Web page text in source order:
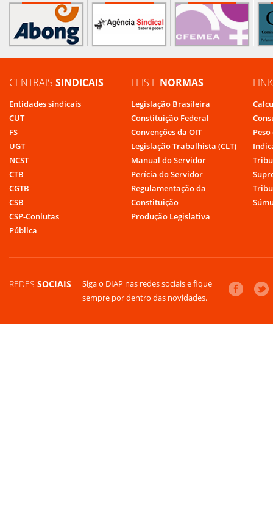
CENTRAIS SINDICAIS
Entidades sindicais
CUT
FS
UGT
NCST
CTB
CGTB
CSB
CSP-Conlutas
Pública
LEIS E NORMAS
Legislação Brasileira
Constituição Federal
Convenções da OIT
Legislação Trabalhista (CLT)
Manual do Servidor
Perícia do Servidor
Regulamentação da
Constituição
Produção Legislativa
REDES SOCIAIS
Siga o DIAP nas redes sociais e fique
sempre por dentro das novidades.